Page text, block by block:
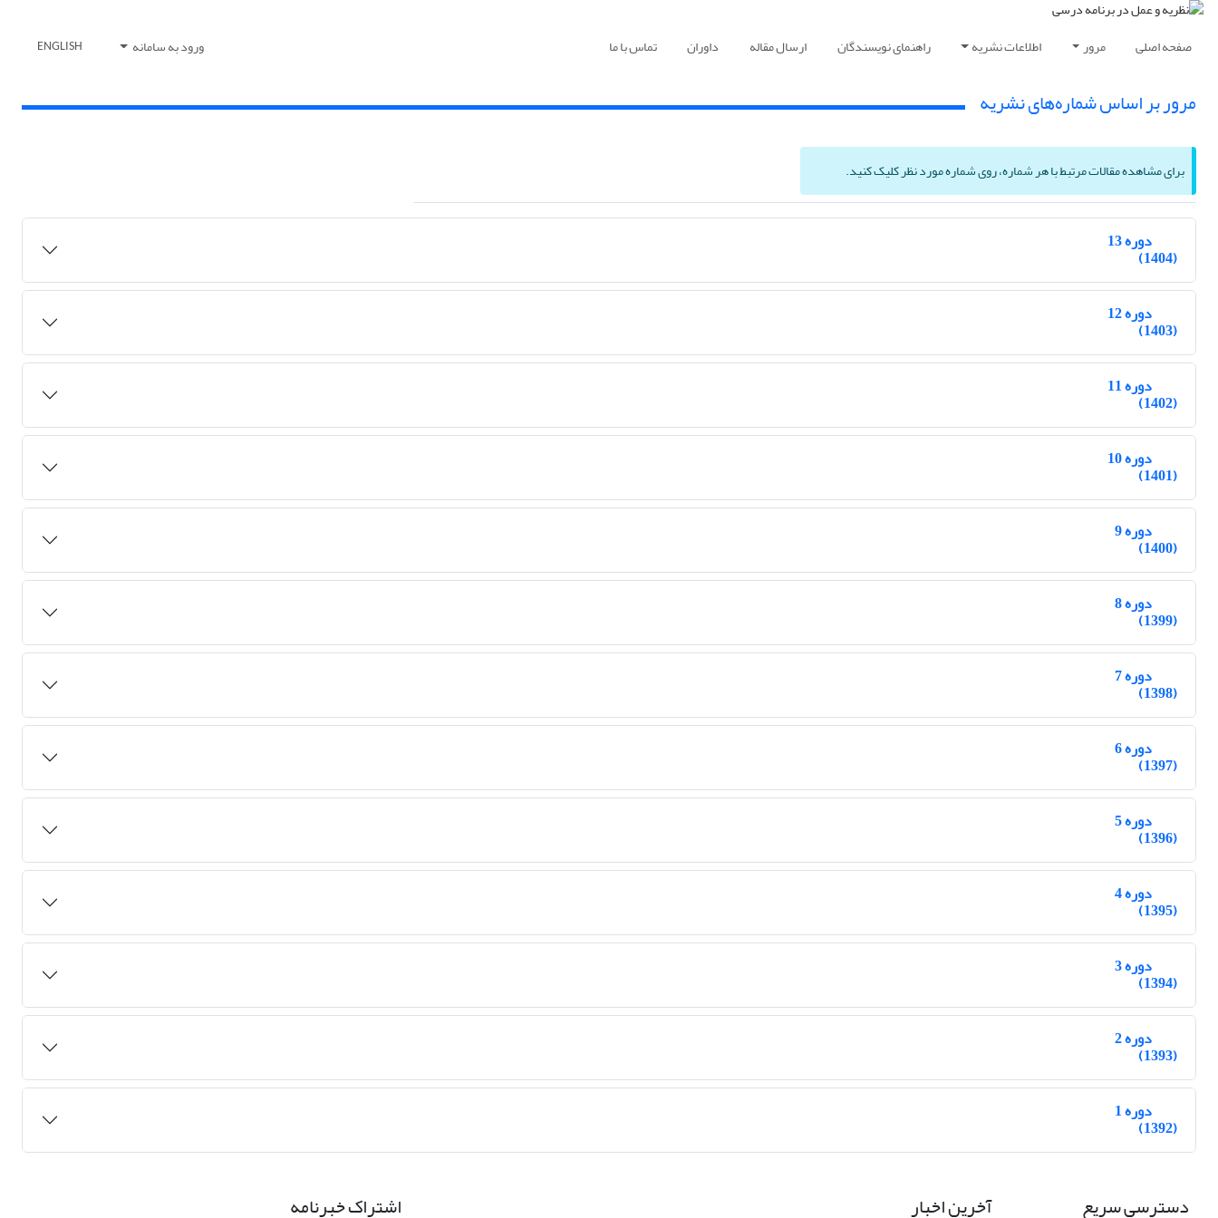
صفحه اصلی مرور اطلاعات نشریه راهنمای نویسندگان ارسال مقاله داوران تماس با ما ورود به سامانه ENGLISH
مرور بر اساس شماره‌های نشریه
برای مشاهده مقالات مرتبط با هر شماره، روی شماره مورد نظر کلیک کنید.
دوره 13
(1404)
دوره 12
(1403)
دوره 11
(1402)
دوره 10
(1401)
دوره 9
(1400)
دوره 8
(1399)
دوره 7
(1398)
دوره 6
(1397)
دوره 5
(1396)
دوره 4
(1395)
دوره 3
(1394)
دوره 2
(1393)
دوره 1
(1392)
دسترسی سریع آخرین اخبار اشتراک خبرنامه